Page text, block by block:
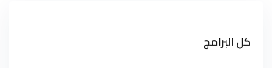
كل البرامج